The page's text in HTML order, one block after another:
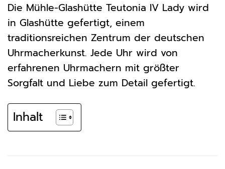
Die Mühle-Glashütte Teutonia IV Lady wird
in Glashütte gefertigt, einem
traditionsreichen Zentrum der deutschen
Uhrmacherkunst. Jede Uhr wird von
erfahrenen Uhrmachern mit größter
Sorgfalt und Liebe zum Detail gefertigt.
Inhalt